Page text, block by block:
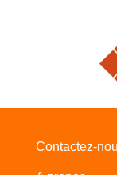
Contactez-